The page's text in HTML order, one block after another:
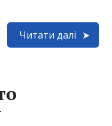
Читати далі